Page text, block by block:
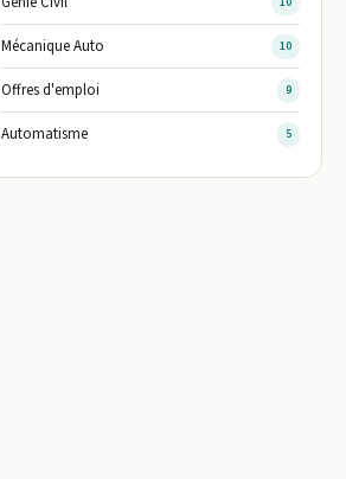
Mécanique Auto 10
Offres d'emploi 9
Automatisme 5